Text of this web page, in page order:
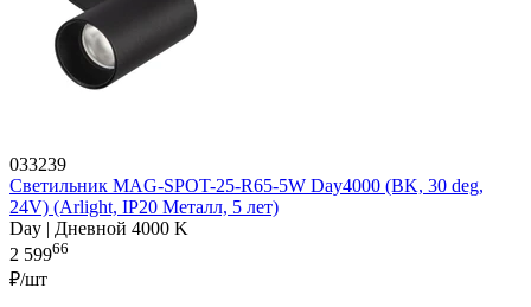
033239
Светильник MAG-SPOT-25-R65-5W Day4000 (BK, 30 deg,
24V) (Arlight, IP20 Металл, 5 лет)
Day | Дневной 4000 K
2 59966
₽/шт